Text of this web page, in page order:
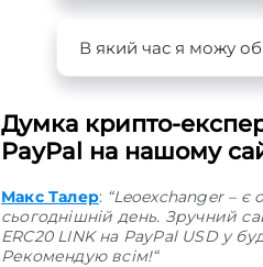
В який час я можу
Думка крипто-
PayPal на нашому
Макс Талер: “Leoexchanger – є
сьогоднішній день. Зручний
ERC20 LINK на PayPal USD у
Рекомендую всім!“